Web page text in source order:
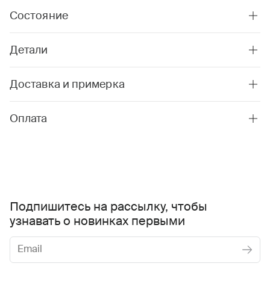
Состояние
Детали
Доставка и примерка
Оплата
Подпишитесь на рассылку, чтобы
узнавать о новинках первыми